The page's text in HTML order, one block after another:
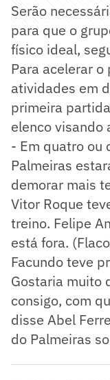
Serão
para que o
físico ideal,
Para acelerar o
atividades em
primeira
elenco visando
- Em quatro ou
Palmeiras
demorar mais
Vitor Roque
treino. Felipe
está fora.
Facundo teve
Gostaria muito
consigo, com
disse Abel
do Palmeiras